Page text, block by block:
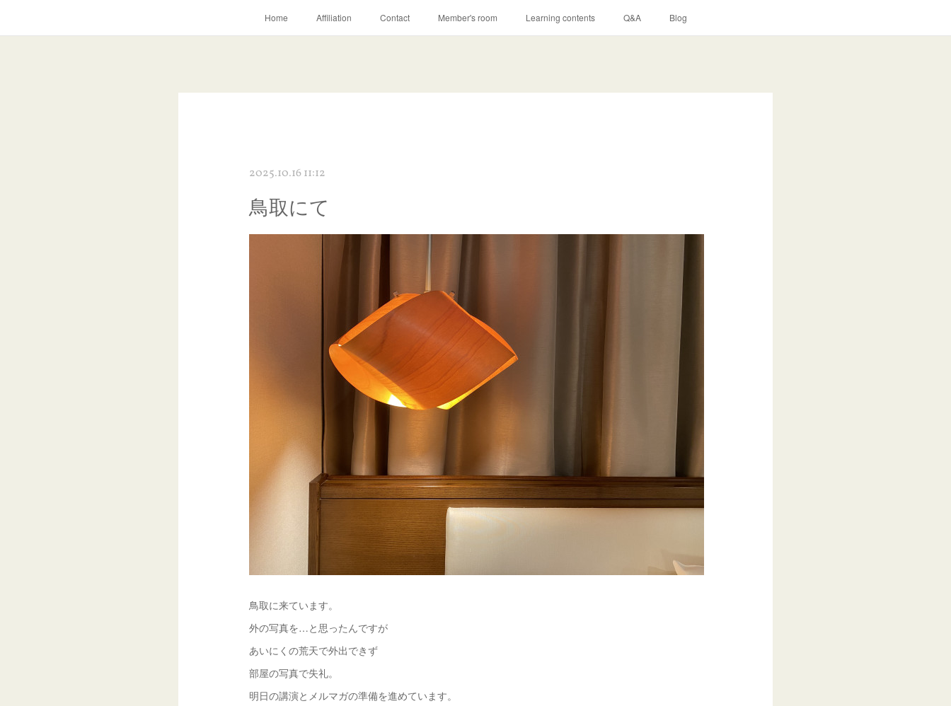
Home Affiliation Contact Member's room Learning contents Q&A Blog
2025.10.16 11:12
鳥取にて
鳥取に来ています。
外の写真を…と思ったんですが
あいにくの荒天で外出できず
部屋の写真で失礼。
明日の講演とメルマガの準備を進めています。